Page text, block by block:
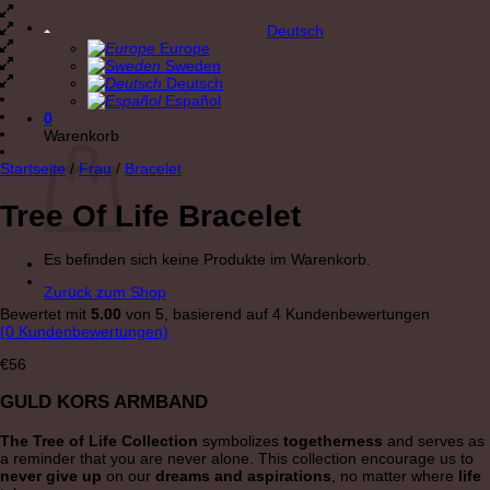
Deutsch
Europe
Sweden
Deutsch
Español
0
Warenkorb
Es befinden sich keine Produkte im Warenkorb.
Zurück zum Shop
Startseite / Frau / Bracelet
Tree Of Life Bracelet
Bewertet mit 5.00 von 5, basierend auf 4 Kundenbewertungen
(0 Kundenbewertungen)
€56
GULD KORS ARMBAND
The Tree of Life Collection symbolizes togetherness and serves as
a reminder that you are never alone. This collection encourage us to
never give up on our dreams and aspirations , no matter where life